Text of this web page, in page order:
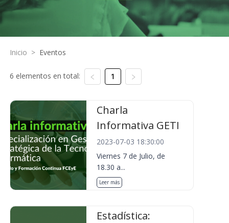
Inicio > Eventos
6 elementos en total: 1
Charla
Informativa GETI
2023-07-03 18:30:00
Viernes 7 de Julio, de
18.30 a...
Leer más
Estadística: